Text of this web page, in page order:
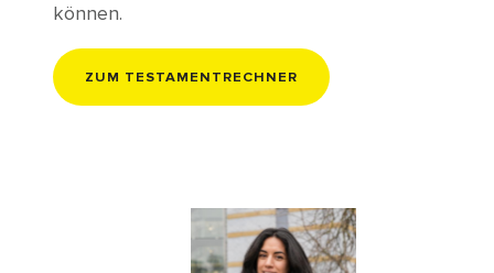
können.
ZUM TESTAMENTRECHNER